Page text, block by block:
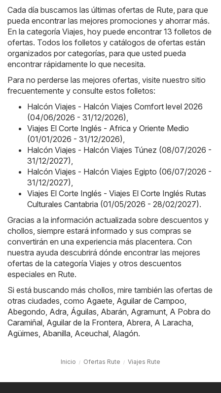
Cada día buscamos las últimas ofertas de Rute, para que
pueda encontrar las mejores promociones y ahorrar más.
En la categoría Viajes, hoy puede encontrar 13 folletos de
ofertas. Todos los folletos y catálogos de ofertas están
organizados por categorías, para que usted pueda
encontrar rápidamente lo que necesita.
Para no perderse las mejores ofertas, visite nuestro sitio
frecuentemente y consulte estos folletos:
Halcón Viajes - Halcón Viajes Comfort level 2026
(04/06/2026 - 31/12/2026),
Viajes El Corte Inglés - Africa y Oriente Medio
(01/01/2026 - 31/12/2026),
Halcón Viajes - Halcón Viajes Túnez (08/07/2026 -
31/12/2027),
Halcón Viajes - Halcón Viajes Egipto (06/07/2026 -
31/12/2027),
Viajes El Corte Inglés - Viajes El Corte Inglés Rutas
Culturales Cantabria (01/05/2026 - 28/02/2027).
Gracias a la información actualizada sobre descuentos y
chollos, siempre estará informado y sus compras se
convertirán en una experiencia más placentera. Con
nuestra ayuda descubrirá dónde encontrar las mejores
ofertas de la categoría Viajes y otros descuentos
especiales en Rute.
Si está buscando más chollos, mire también las ofertas de
otras ciudades, como Agaete, Aguilar de Campoo,
Abegondo, Adra, Águilas, Abarán, Agramunt, A Pobra do
Caramiñal, Aguilar de la Frontera, Abrera, A Laracha,
Agüimes, Abanilla, Aceuchal, Alagón.
Inicio Ofertas Rute Viajes Rute